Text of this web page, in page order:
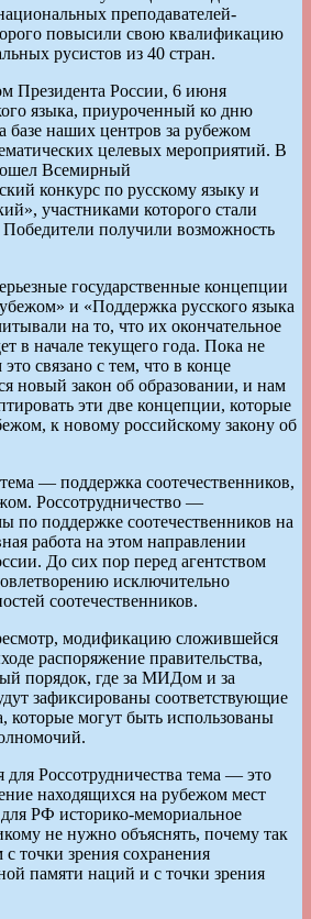
преподавателей-
повысили свою квалификацию
русистов из 40 стран.
Президента России, 6 июня
языка, приуроченный ко дню
наших центров за рубежом
целевых мероприятий. В
Всемирный
конкурс по русскому языку и
участниками которого стали
Победители получили возможность
государственные концепции
и «Поддержка русского языка
на то, что их окончательное
в начале текущего года. Пока не
связано с тем, что в конце
новый закон об образовании, и нам
эти две концепции, которые
к новому российскому закону об
— поддержка соотечественников,
Россотрудничество —
по поддержке соотечественников на
работа на этом направлении
До сих пор перед агентством
исключительно
соотечественников.
модификацию сложившейся
распоряжение правительства,
порядок, где за МИДом и за
зафиксированы соответствующие
которые могут быть использованы
Россотрудничества тема — это
находящихся на рубежом мест
РФ историко-мемориальное
не нужно объяснять, почему так
точки зрения сохранения
памяти наций и с точки зрения